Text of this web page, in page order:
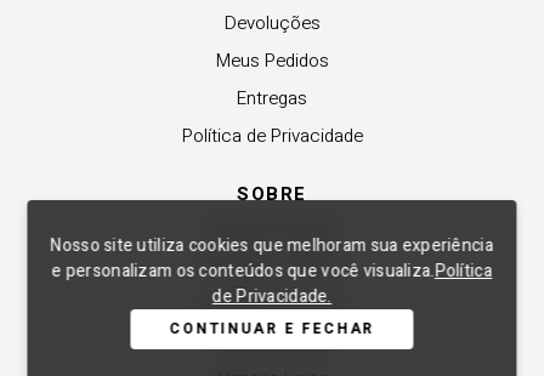
Nosso site utiliza cookies que melhoram sua experiência
e personalizam os conteúdos que você visualiza.Política
de Privacidade.
CONTINUAR E FECHAR
Devoluções
Meus Pedidos
Entregas
Política de Privacidade
SOBRE
Revender a Marca
Trabalhe Conosco
Compre Local